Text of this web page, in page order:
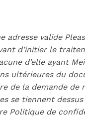
valide
d’initier le
d’elle ayant
ultérieures du
de la demande
se tiennent
Politique de